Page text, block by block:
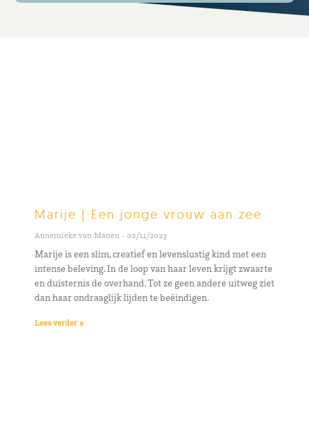
Marije | Een jonge vrouw aan zee
Annemieke van Manen 02/11/2023
Marije is een slim, creatief en levenslustig kind met een
intense beleving. In de loop van haar leven krijgt zwaarte
en duisternis de overhand. Tot ze geen andere uitweg ziet
dan haar ondraaglijk lijden te beëindigen.
Lees verder »